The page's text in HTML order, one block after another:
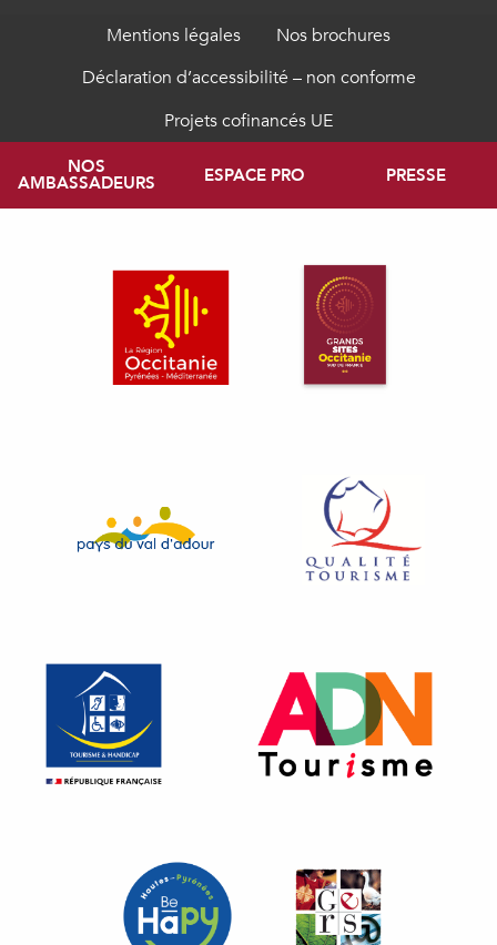
Mentions légales
Nos brochures
Déclaration d’accessibilité – non conforme
Projets cofinancés UE
NOS
AMBASSADEURS ESPACE PRO PRESSE